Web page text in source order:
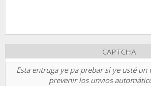
CAPTCHA
Esta entruga ye pa prebar si ye usté
prevenir los unvios